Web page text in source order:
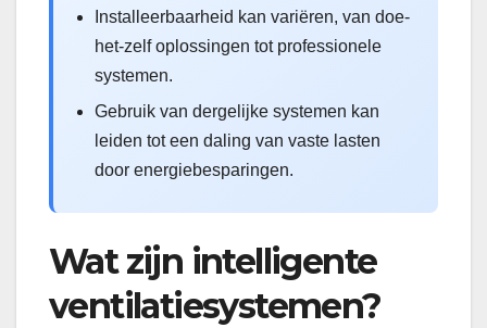
Installeerbaarheid kan variëren, van doe-
het-zelf oplossingen tot professionele
systemen.
Gebruik van dergelijke systemen kan
leiden tot een daling van vaste lasten
door energiebesparingen.
Wat zijn intelligente
ventilatiesystemen?